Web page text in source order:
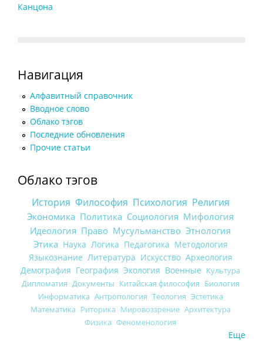
Канцона
Навигация
Алфавитный справочник
Вводное слово
Облако тэгов
Последние обновления
Прочие статьи
Облако тэгов
История Философия Психология Религия
Экономика Политика Социология Мифология
Идеология Право Мусульманство Этнология
Этика Наука Логика Педагогика Методология
Языкознание Литература Искусство Археология
Демография География Экология Военные Культура
Дипломатия Документы Китайская философия Биология
Информатика Антропология Теология Эстетика
Математика Риторика Мировоззрение Архитектура
Физика Феноменология
Еще